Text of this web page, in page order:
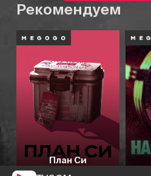
Рекомендуем
План Си